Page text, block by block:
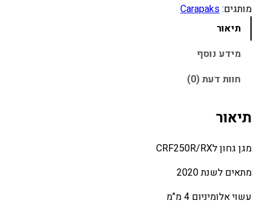
ת
ל
נ
ו
ל
C
F
מותגים:Carapaks
תיאור
מידע נוסף
חוות דעת (0)
תיאור
מגן גחון לCRF250R/RX
מתאים לשנת 2020
עשוי אלומיניום 4 מ"מ